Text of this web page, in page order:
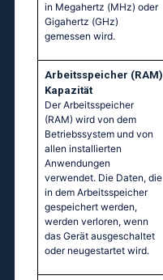
in Megahertz (MHz) oder
Gigahertz (GHz)
gemessen wird.
Arbeitsspeicher (RAM)
Kapazität
Der Arbeitsspeicher
(RAM) wird von dem
Betriebssystem und von
allen installierten
Anwendungen
verwendet. Die Daten, die
in dem Arbeitsspeicher
gespeichert werden,
werden verloren, wenn
das Gerät ausgeschaltet
oder neugestartet wird.